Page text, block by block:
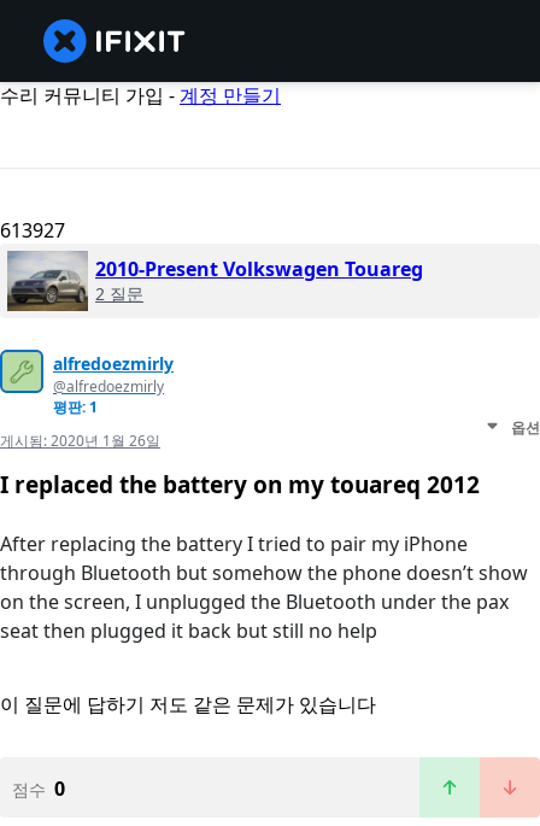
수리 커뮤니티 가입 -계정 만들기
613927
2010-Present Volkswagen Touareg
2 질문
alfredoezmirly
@alfredoezmirly
평판: 1
게시됨:2020년 1월 26일
옵션
I replaced the battery on my touareq 2012
After replacing the battery I tried to pair my iPhone
through Bluetooth but somehow the phone doesn’t show
on the screen, I unplugged the Bluetooth under the pax
seat then plugged it back but still no help
이 질문에 답하기 저도 같은 문제가 있습니다
점수 0